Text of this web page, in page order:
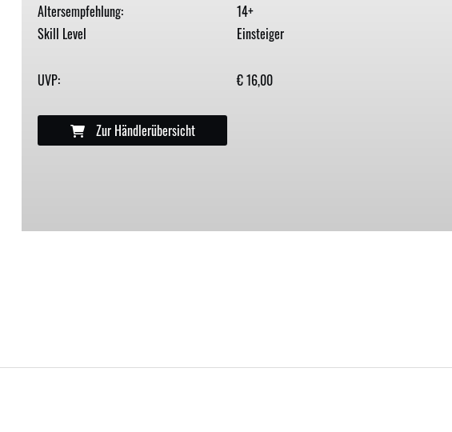
Altersempfehlung:
14+
Skill Level
Einsteiger
UVP: € 16,00
Zur Händlerübersicht